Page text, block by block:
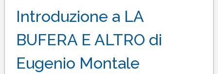
Introduzione a LA
BUFERA E ALTRO di
Eugenio Montale